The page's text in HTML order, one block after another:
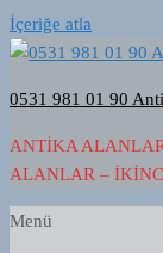
İçeriğe atla
0531 981 01 90
ANTIKA
ALANLAR –
Menü